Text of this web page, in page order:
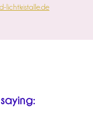
lichtkristalle.de